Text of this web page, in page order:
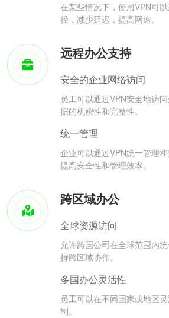
在某些情况下，使用VPN可
径，减少延迟，提高网速。
远程办公支持
安全的企业网络访问
员工可以通过VPN安全地访
据的机密性和完整性。
统一管理
企业可以通过VPN统一管理
提高安全性和管理效率。
跨区域办公
全球资源访问
允许跨国公司在全球范围内
持跨区域协作。
多国办公灵活性
员工可以在不同国家或地区
制。